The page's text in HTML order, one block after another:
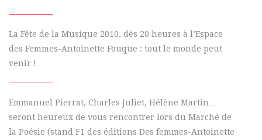
La Fête de la Musique 2010, dès 20 heures à l’Espace
des Femmes-Antoinette Fouque : tout le monde peut
venir !
Emmanuel Pierrat, Charles Juliet, Hélène Martin…
seront heureux de vous rencontrer lors du Marché de
la Poésie (stand F1 des éditions Des femmes-Antoinette